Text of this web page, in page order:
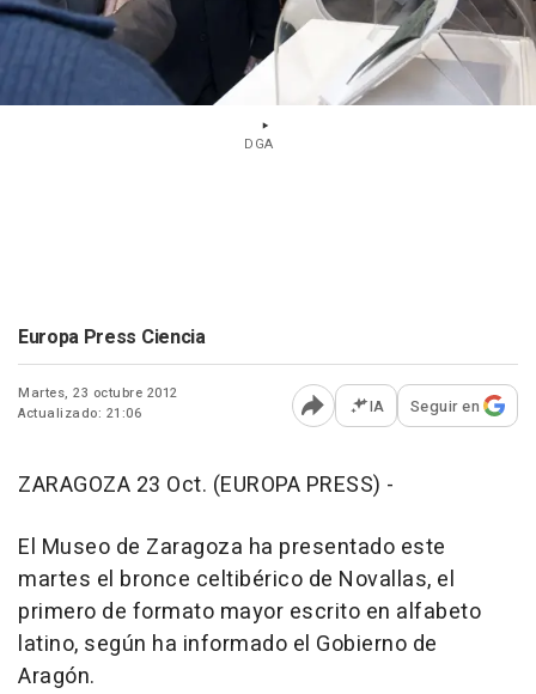
DGA
Europa Press Ciencia
Martes, 23 octubre 2012
Actualizado: 21:06
Abrir opciones para
IA Seguir en
ZARAGOZA 23 Oct. (EUROPA PRESS) -
El Museo de Zaragoza ha presentado este
martes el bronce celtibérico de Novallas, el
primero de formato mayor escrito en alfabeto
latino, según ha informado el Gobierno de
Aragón.